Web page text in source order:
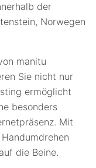
der
Norwegen
manitu
Sie nicht nur
ermöglicht
besonders
Mit
die Beine.